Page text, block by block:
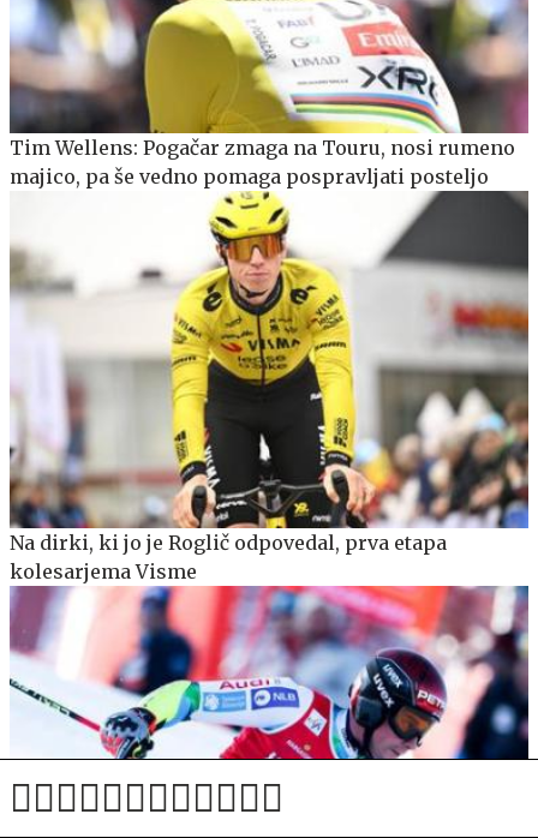
Tim Wellens: Pogačar zmaga na Touru, nosi rumeno
majico, pa še vedno pomaga pospravljati posteljo
Na dirki, ki jo je Roglič odpovedal, prva etapa
kolesarjema Visme